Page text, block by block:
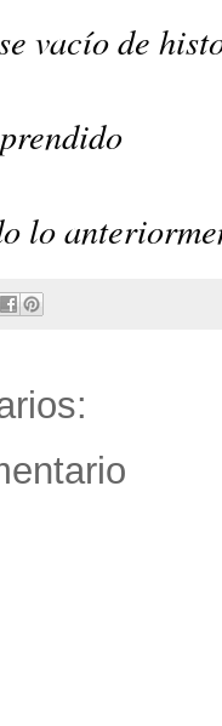
vacío de
lo